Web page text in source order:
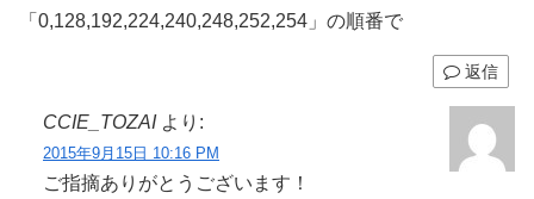
「0,128,192,224,240,248,252,254」の順番で
返信
CCIE_TOZAI より:
2015年9月15日 10:16 PM
ご指摘ありがとうございます！